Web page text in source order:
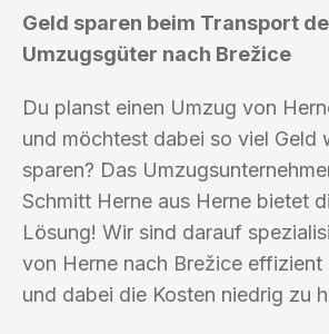
Geld sparen beim Transport
Umzugsgüter nach Brežice
Du planst einen Umzug von
und möchtest dabei so viel Geld
sparen? Das
Schmitt Herne aus Herne bietet
Lösung! Wir sind darauf
von Herne nach Brežice effizient
und dabei die Kosten niedrig zu